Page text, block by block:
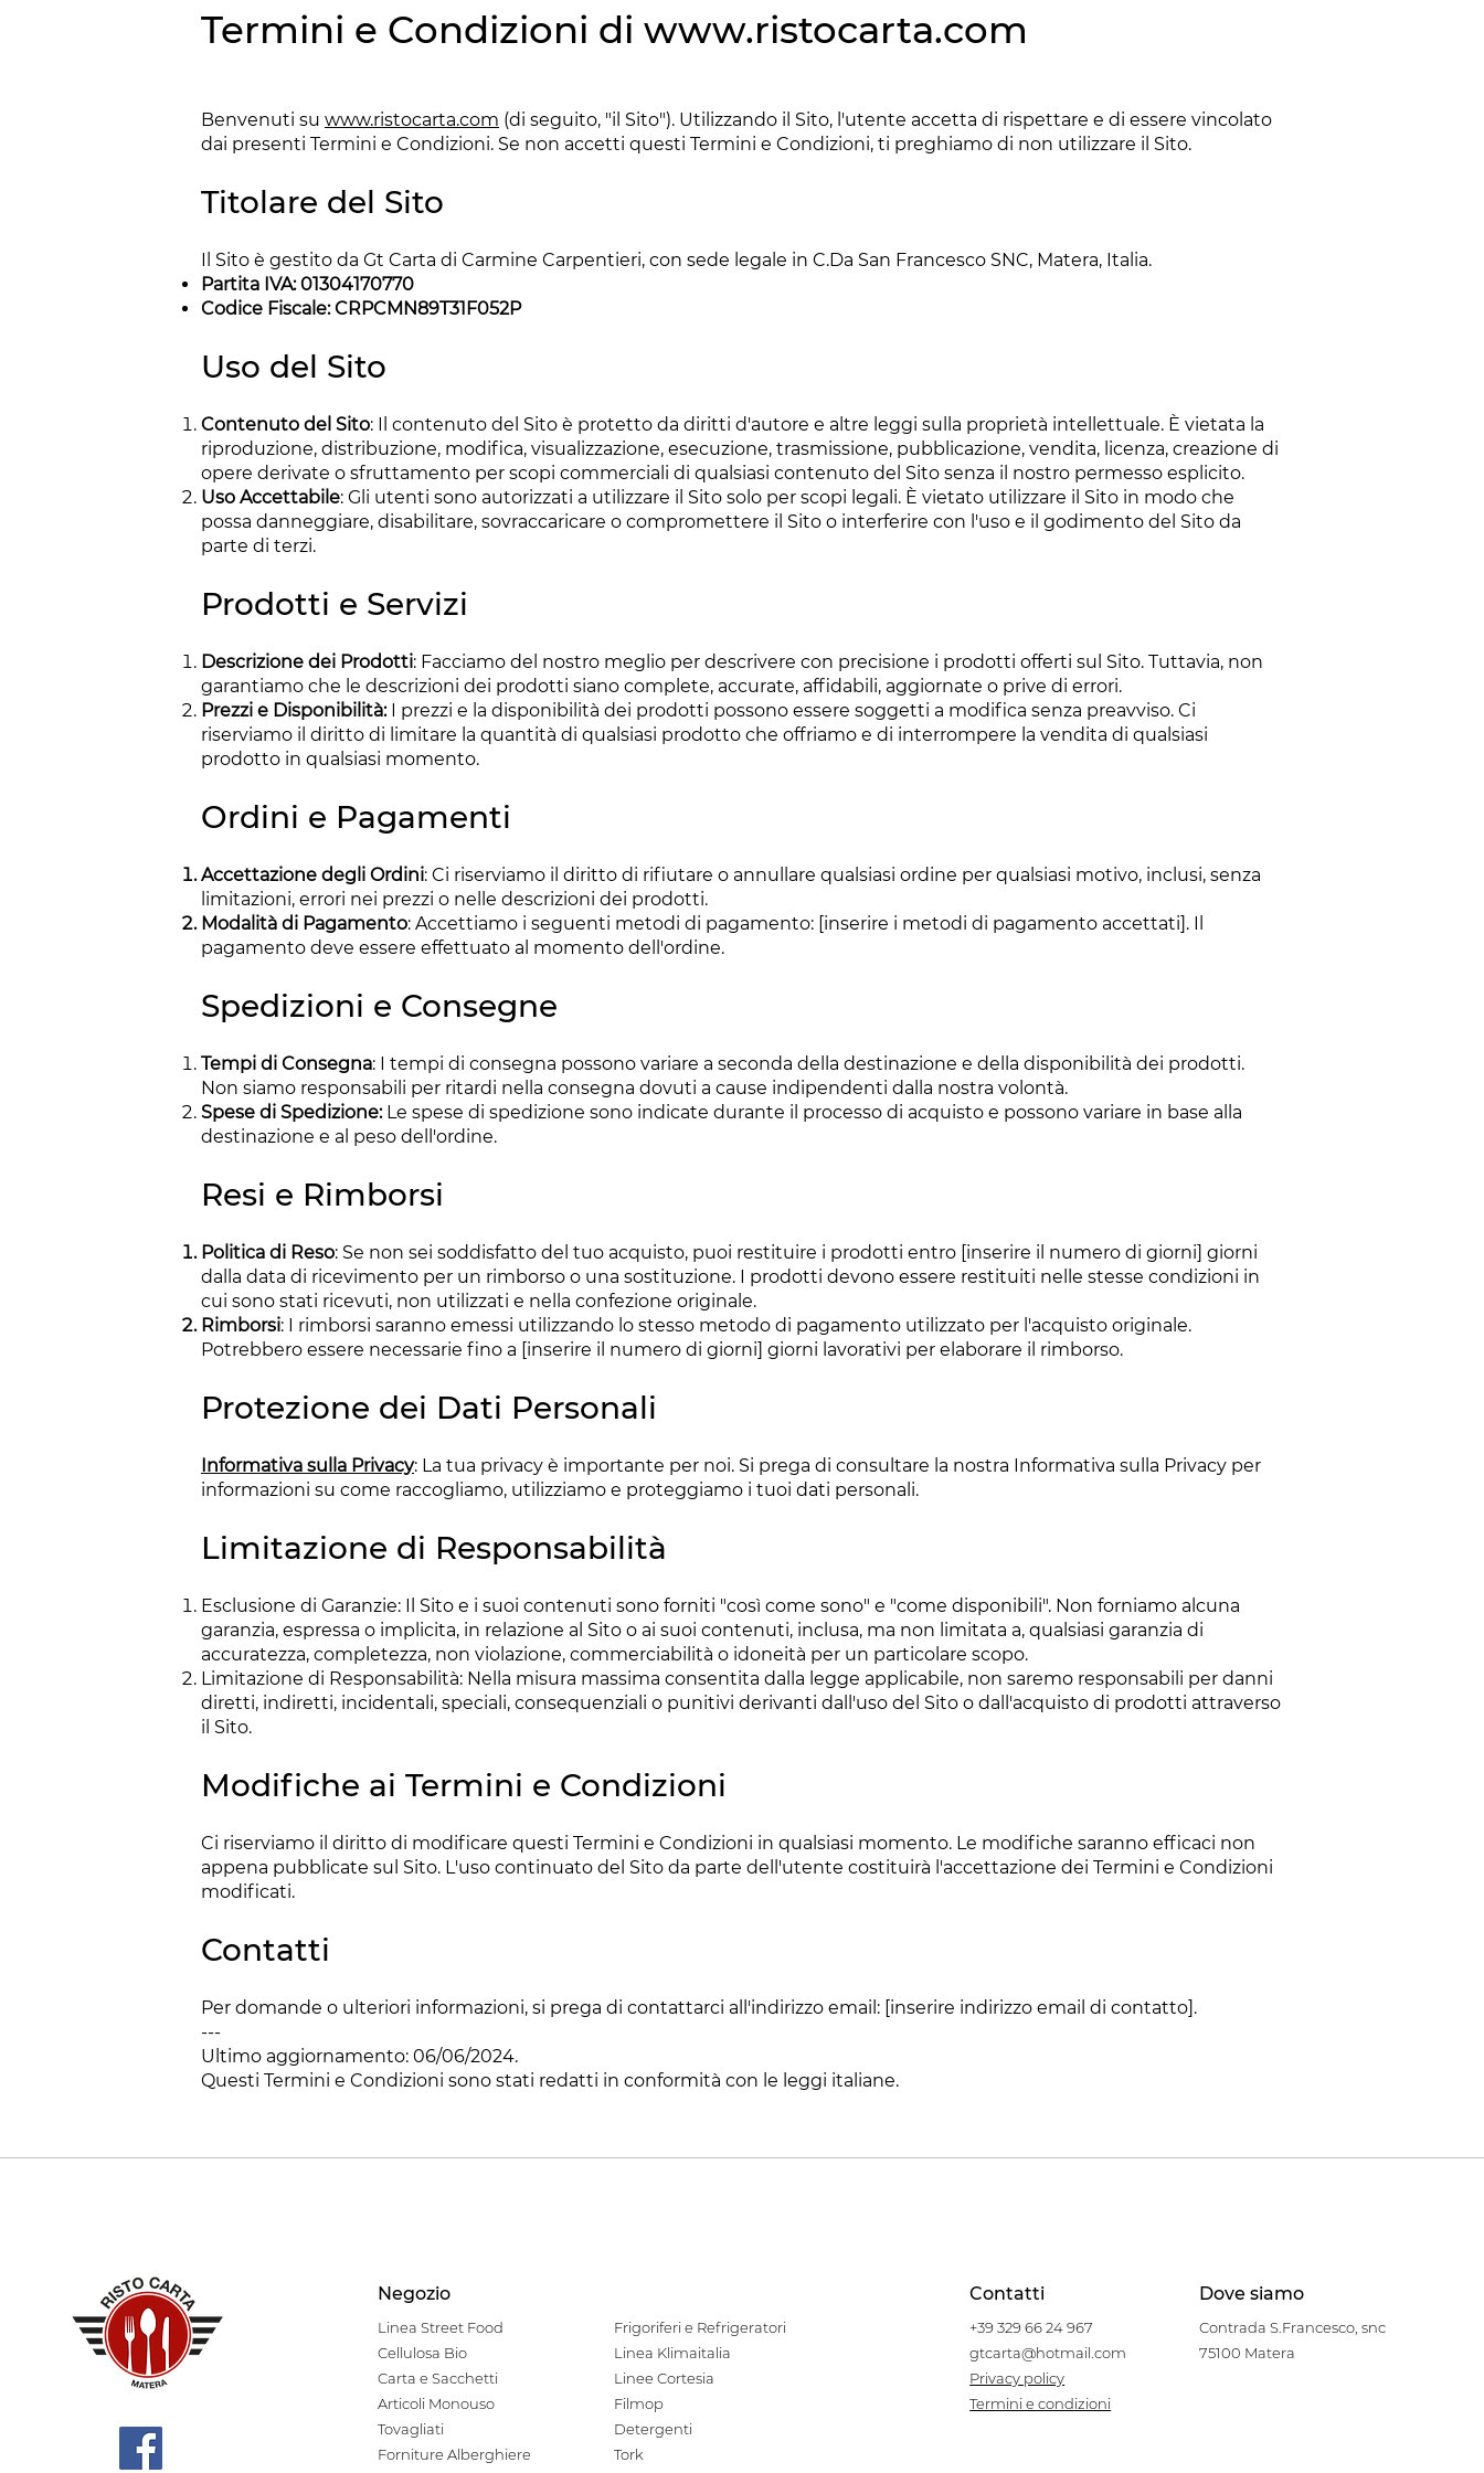
Termini e Condizioni di www.ristocarta.com
Benvenuti su www.ristocarta.com (di seguito, "il Sito"). Utilizzando il Sito, l'utente accetta di rispettare e di essere vincolato
dai presenti Termini e Condizioni. Se non accetti questi Termini e Condizioni, ti preghiamo di non utilizzare il Sito.
Titolare del Sito
Il Sito è gestito da Gt Carta di Carmine Carpentieri, con sede legale in C.Da San Francesco SNC, Matera, Italia.
Partita IVA: 01304170770
Codice Fiscale: CRPCMN89T31F052P
Uso del Sito
Contenuto del Sito: Il contenuto del Sito è protetto da diritti d'autore e altre leggi sulla proprietà intellettuale. È vietata la
riproduzione, distribuzione, modifica, visualizzazione, esecuzione, trasmissione, pubblicazione, vendita, licenza, creazione di
opere derivate o sfruttamento per scopi commerciali di qualsiasi contenuto del Sito senza il nostro permesso esplicito.
Uso Accettabile: Gli utenti sono autorizzati a utilizzare il Sito solo per scopi legali. È vietato utilizzare il Sito in modo che
possa danneggiare, disabilitare, sovraccaricare o compromettere il Sito o interferire con l'uso e il godimento del Sito da
parte di terzi.
Prodotti e Servizi
Descrizione dei Prodotti: Facciamo del nostro meglio per descrivere con precisione i prodotti offerti sul Sito. Tuttavia, non
garantiamo che le descrizioni dei prodotti siano complete, accurate, affidabili, aggiornate o prive di errori.
Prezzi e Disponibilità:I prezzi e la disponibilità dei prodotti possono essere soggetti a modifica senza preavviso. Ci
riserviamo il diritto di limitare la quantità di qualsiasi prodotto che offriamo e di interrompere la vendita di qualsiasi
prodotto in qualsiasi momento.
Ordini e Pagamenti
Accettazione degli Ordini: Ci riserviamo il diritto di rifiutare o annullare qualsiasi ordine per qualsiasi motivo, inclusi, senza
limitazioni, errori nei prezzi o nelle descrizioni dei prodotti.
Modalità di Pagamento: Accettiamo i seguenti metodi di pagamento: [inserire i metodi di pagamento accettati]. Il
pagamento deve essere effettuato al momento dell'ordine.
Spedizioni e Consegne
Tempi di Consegna: I tempi di consegna possono variare a seconda della destinazione e della disponibilità dei prodotti.
Non siamo responsabili per ritardi nella consegna dovuti a cause indipendenti dalla nostra volontà.
Spese di Spedizione:Le spese di spedizione sono indicate durante il processo di acquisto e possono variare in base alla
destinazione e al peso dell'ordine.
Resi e Rimborsi
Politica di Reso: Se non sei soddisfatto del tuo acquisto, puoi restituire i prodotti entro [inserire il numero di giorni] giorni
dalla data di ricevimento per un rimborso o una sostituzione. I prodotti devono essere restituiti nelle stesse condizioni in
cui sono stati ricevuti, non utilizzati e nella confezione originale.
Rimborsi: I rimborsi saranno emessi utilizzando lo stesso metodo di pagamento utilizzato per l'acquisto originale.
Potrebbero essere necessarie fino a [inserire il numero di giorni] giorni lavorativi per elaborare il rimborso.
Protezione dei Dati Personali
Informativa sulla Privacy: La tua privacy è importante per noi. Si prega di consultare la nostra Informativa sulla Privacy per
informazioni su come raccogliamo, utilizziamo e proteggiamo i tuoi dati personali.
Limitazione di Responsabilità
Esclusione di Garanzie: Il Sito e i suoi contenuti sono forniti "così come sono" e "come disponibili". Non forniamo alcuna
garanzia, espressa o implicita, in relazione al Sito o ai suoi contenuti, inclusa, ma non limitata a, qualsiasi garanzia di
accuratezza, completezza, non violazione, commerciabilità o idoneità per un particolare scopo.
Limitazione di Responsabilità: Nella misura massima consentita dalla legge applicabile, non saremo responsabili per danni
diretti, indiretti, incidentali, speciali, consequenziali o punitivi derivanti dall'uso del Sito o dall'acquisto di prodotti attraverso
il Sito.
Modifiche ai Termini e Condizioni
Ci riserviamo il diritto di modificare questi Termini e Condizioni in qualsiasi momento. Le modifiche saranno efficaci non
appena pubblicate sul Sito. L'uso continuato del Sito da parte dell'utente costituirà l'accettazione dei Termini e Condizioni
modificati.
Contatti
Per domande o ulteriori informazioni, si prega di contattarci all'indirizzo email: [inserire indirizzo email di contatto].
---
Ultimo aggiornamento: 06/06/2024.
Questi Termini e Condizioni sono stati redatti in conformità con le leggi italiane.
Negozio
Linea Street Food
Cellulosa Bio
Carta e Sacchetti
Articoli Monouso
Tovagliati
Forniture Alberghiere
Frigoriferi e Refrigeratori
Linea Klimaitalia
Linee Cortesia
Filmop
Detergenti
Tork
Contatti Dove siamo
+39 329 66 24 967
gtcarta@hotmail.com
Privacy policy
Termini e condizioni
Contrada S.Francesco, snc
75100 Matera